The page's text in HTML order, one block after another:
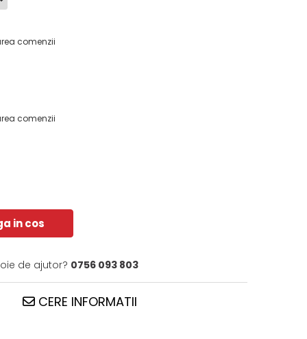
comenzii
comenzii
in cos
de ajutor? 0756 093 803
CERE INFORMATII